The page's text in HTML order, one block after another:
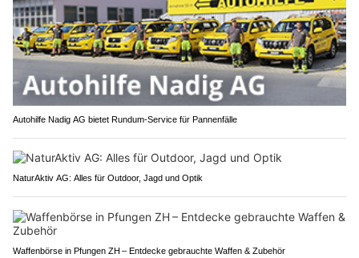
Autohilfe Nadig AG bietet Rundum‑Service für Pannenfälle
NaturAktiv AG: Alles für Outdoor, Jagd und Optik
Waffenbörse in Pfungen ZH – Entdecke gebrauchte Waffen & Zubehör